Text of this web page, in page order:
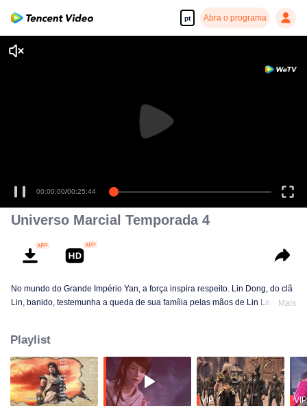
pt Abra o programa
00:00:00/00:25:44
Universo Marcial Temporada 4
No mundo do Grande Império Yan, a força inspira respeito. Lin Dong, do clã
Lin, banido, testemunha a queda de sua família pelas mãos de Lin Langtian,
ele descobre um talismã misterioso, revelando um destino além de sua
imaginação.
Mais
Playlist
VIP VIP